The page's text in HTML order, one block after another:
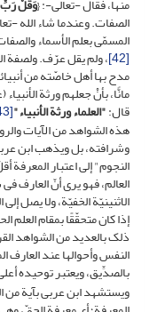
منها، فقال -تعالى-: {وَقُلْ رَبِّ
الصفات. وعندما شاء الله -
المسمّى بعلم الأسماء
[42] ، ولم یقل عرّف. ولصفة
مدح بها أهل خاصّته من
مانًّا، بأنْ جعلهم ورثة
قال:"العلماء ورثة الأنبیاء"[43]
هذه الشواهد من الآیات
وشرافته، بل ویذهب ابن
النجوم" إلى اعتبار المعرفة
العالم، فهو یرى أنّ العارف
الاثنینیّة الخفیّة، ولا یصل
إذا کان متحقّقًا بمقام العلم
ذلک بالعدید من الشواهد
النفس وأحوالها عند العارف
بالصدِّیق، ویعتبر توحیده
ویستشهد ابن عربی بآیة من